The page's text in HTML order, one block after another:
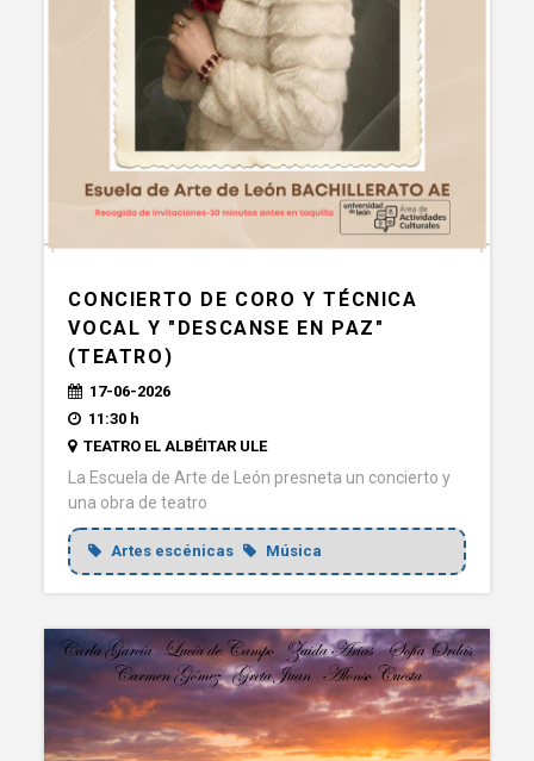
CONCIERTO DE CORO Y TÉCNICA
VOCAL Y "DESCANSE EN PAZ"
(TEATRO)
17-06-2026
11:30 h
TEATRO EL ALBÉITAR ULE
La Escuela de Arte de León presneta un concierto y
una obra de teatro
Artes escénicas Música